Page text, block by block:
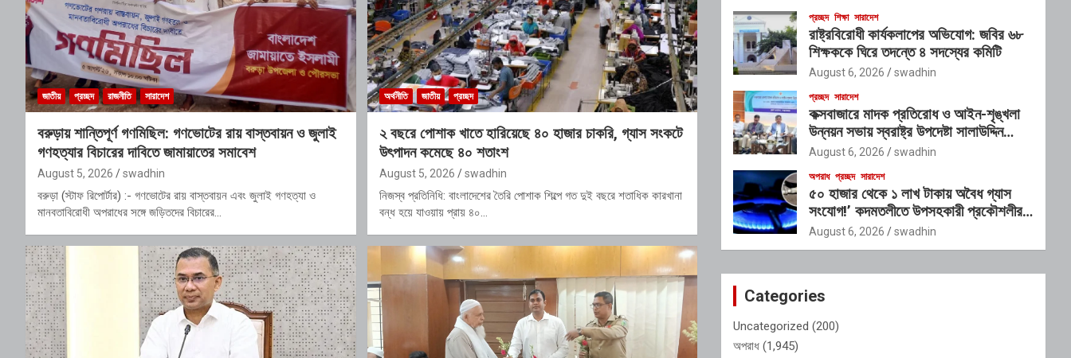
জাতীয় প্রচ্ছদ রাজনীতি সারাদেশ
বরুড়ায় শান্তিপূর্ণ গণমিছিল: গণভোটের রায় বাস্তবায়ন ও জুলাই
গণহত্যার বিচারের দাবিতে জামায়াতের সমাবেশ
August 5, 2026 swadhin
বরুড়া (স্টাফ রিপোর্টার) :- গণভোটের রায় বাস্তবায়ন এবং জুলাই গণহত্যা ও
মানবতাবিরোধী অপরাধের সঙ্গে জড়িতদের বিচারের…
অর্থনীতি জাতীয় প্রচ্ছদ
২ বছরে পোশাক খাতে হারিয়েছে ৪০ হাজার চাকরি, গ্যাস সংকটে
উৎপাদন কমেছে ৪০ শতাংশ
August 5, 2026 swadhin
নিজস্ব প্রতিনিধি: বাংলাদেশের তৈরি পোশাক শিল্পে গত দুই বছরে শতাধিক কারখানা
বন্ধ হয়ে যাওয়ায় প্রায় ৪০…
প্রচ্ছদ শিক্ষা সারাদেশ
রাষ্ট্রবিরোধী কার্যকলাপের অভিযোগ: জবির ৬৮
শিক্ষককে ঘিরে তদন্তে ৪ সদস্যের কমিটি
August 6, 2026 swadhin
প্রচ্ছদ সারাদেশ
কক্সবাজারে মাদক প্রতিরোধ ও আইন-শৃঙ্খলা
উন্নয়ন সভায় স্বরাষ্ট্র উপদেষ্টা সালাউদ্দিন
আহমদ
August 6, 2026 swadhin
অপরাধ প্রচ্ছদ সারাদেশ
৫০ হাজার থেকে ১ লাখ টাকায় অবৈধ গ্যাস
সংযোগ!’ কদমতলীতে উপসহকারী প্রকৌশলীর
ছত্রছায়ার অভিযোগ
August 6, 2026 swadhin
Categories
Uncategorized (200)
অপরাধ (1,945)